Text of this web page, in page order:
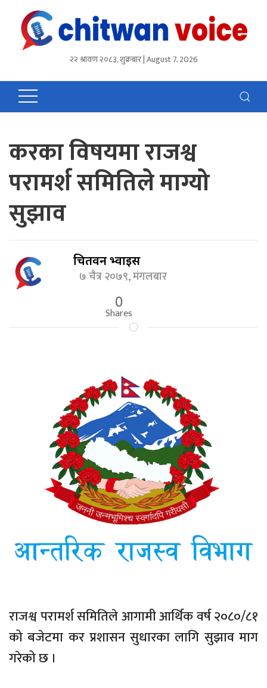
२२ श्रावण २०८३, शुक्रबार | August 7, 2026
करका विषयमा राजश्व
परामर्श समितिले माग्यो
सुझाव
चितवन भ्वाईस
७ चैत्र २०७९, मंगलबार
0
Shares
राजश्व परामर्श समितिले आगामी आर्थिक वर्ष २०८०/८१
को बजेटमा कर प्रशासन सुधारका लागि सुझाव माग
गरेको छ ।